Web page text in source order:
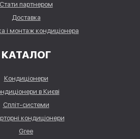
Стати партнером
Доставка
і монтаж кондиціонера
КАТАЛОГ
Кондиціонери
в Києві
Спліт-системи
кондиціонери
Gree